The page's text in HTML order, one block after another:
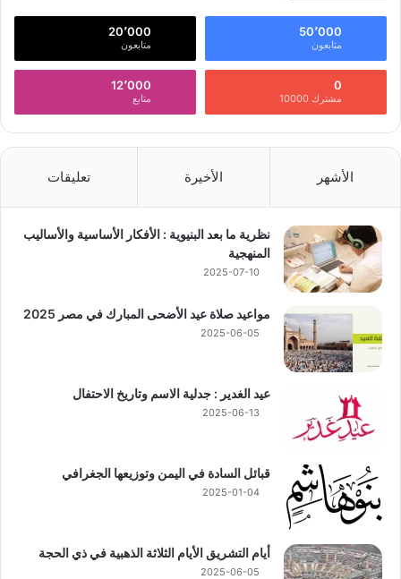
50٬000
متابعون
20٬000
متابعون
0
مشترك 10000
12٬000
متابع
الأشهر الأخيرة تعليقات
نظرية ما بعد البنيوية : الأفكار الأساسية والأساليب
المنهجية
2025-07-10
مواعيد صلاة عيد الأضحى المبارك في مصر 2025
2025-06-05
عيد الغدير : جدلية الاسم وتاريخ الاحتفال
2025-06-13
قبائل السادة في اليمن وتوزيعها الجغرافي
2025-01-04
أيام التشريق الأيام الثلاثة الذهبية في ذي الحجة
2025-06-05